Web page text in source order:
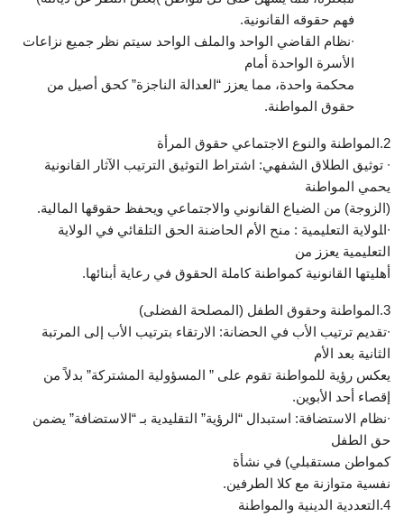
فهم حقوقه القانونية.
∙نظام القاضي الواحد والملف الواحد‌‌ سيتم نظر جميع نزاعات
الأسرة الواحدة أمام‌‌
محكمة واحدة، مما يعزز “العدالة الناجزة” كحق أصيل من
حقوق المواطنة.
2.المواطنة والنوع الاجتماعي حقوق المرأة
∙ ‌‌توثيق الطلاق الشفهي‌‌: اشتراط التوثيق الترتيب الآثار القانونية
يحمي المواطنة‌‌
(الزوجة) من الضياع القانوني‌‌ ‌‌والاجتماعي ويحفظ حقوقها المالية.
∙ا‍‍لولاية التعليمية‌‌ : منح الأم الحاضنة الحق التلقائي في الولاية
التعليمية يعزز من‌‌
أهليتها القانونية كمواطنة كاملة الحقوق في رعاية أبنائها.
3.المواطنة وحقوق الطفل (المصلحة الفضلى)
∙تقديم ترتيب الأب في الحضانة‌‌: الارتقاء بترتيب الأب إلى المرتبة
الثانية بعد الأم‌‌
يعكس رؤية للمواطنة تقوم على ” المسؤولية المشتركة” بدلاً من
إقصاء أحد الأبوين.
∙نظام الاستضافة‌‌: استبدال “الرؤية” التقليدية بـ “الاستضافة” يضمن
حق الطفل‌‌
كمواطن مستقبلي) في نشأة‌​
نفسية متوازنة مع كلا الطرفين.
4.التعددية الدينية والمواطنة